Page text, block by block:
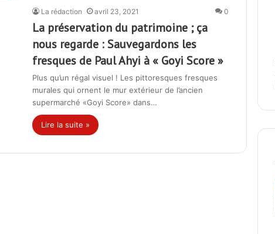
La rédaction avril 23, 2021 0
La préservation du patrimoine ; ça
nous regarde : Sauvegardons les
fresques de Paul Ahyi à « Goyi Score »
Plus qu’un régal visuel ! Les pittoresques fresques
murales qui ornent le mur extérieur de l’ancien
supermarché «Goyi Score» dans…
Lire la suite »